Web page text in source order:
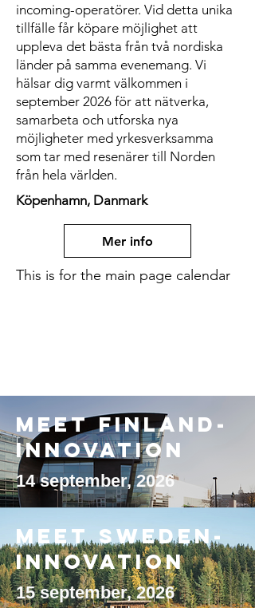
incoming-operatörer. Vid detta unika
tillfälle får köpare möjlighet att
uppleva det bästa från två nordiska
länder på samma evenemang. Vi
hälsar dig varmt välkommen i
september 2026 för att nätverka,
samarbeta och utforska nya
möjligheter med yrkesverksamma
som tar med resenärer till Norden
från hela världen.
Köpenhamn, Danmark
Mer info
This is for the main page calendar
Meet Finland-
innovation
14 september, 2026
Meet SWEDEN-
innovation
15 september, 2026